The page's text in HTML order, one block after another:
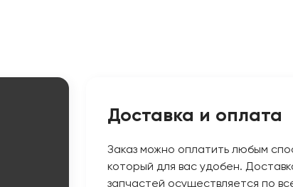
Доставка и оплата
Заказ можно оплатить любым
который для вас удобен.
запчастей осуществляется по